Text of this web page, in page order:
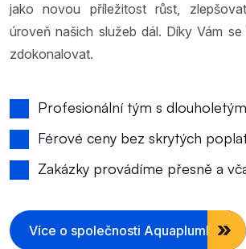
jako novou příležitost růst,
úroveň našich služeb dál. Díky Vám se
zdokonalovat.
Profesionální tým s
Férové ceny bez skrytých
Zakázky provádíme přesně a
Více o společnosti Aquaplumb